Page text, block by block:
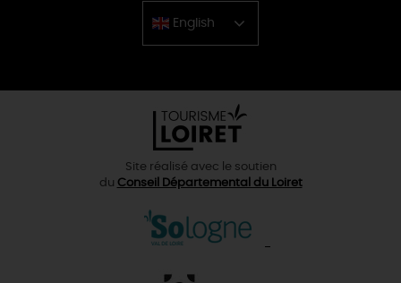
English
Chinese
Site réalisé avec le soutien
du Conseil Départemental du Loiret